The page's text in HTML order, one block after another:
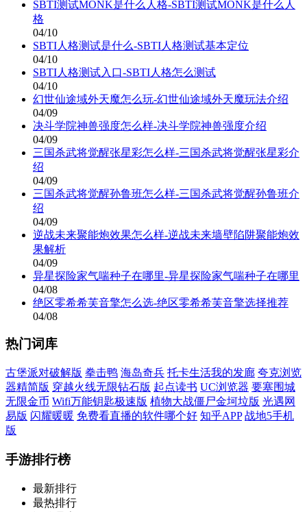
SBTI测试MONK是什么人格-SBTI测试MONK是什么人
格
04/10
SBTI人格测试是什么-SBTI人格测试基本定位
04/10
SBTI人格测试入口-SBTI人格怎么测试
04/10
幻世仙途域外天魔怎么玩-幻世仙途域外天魔玩法介绍
04/09
决斗学院神兽强度怎么样-决斗学院神兽强度介绍
04/09
三国杀武将觉醒张星彩怎么样-三国杀武将觉醒张星彩介
绍
04/09
三国杀武将觉醒孙鲁班怎么样-三国杀武将觉醒孙鲁班介
绍
04/09
逆战未来聚能炮效果怎么样-逆战未来墙壁陷阱聚能炮效
果解析
04/09
异星探险家气喘种子在哪里-异星探险家气喘种子在哪里
04/08
绝区零希希芙音擎怎么选-绝区零希希芙音擎选择推荐
04/08
热门词库
古堡派对破解版 拳击鸭 海岛奇兵 托卡生活我的发廊 夸克浏览
器精简版 穿越火线无限钻石版 起点读书 UC浏览器 要塞围城
无限金币 Wifi万能钥匙极速版 植物大战僵尸金坷垃版 光遇网
易版 闪耀暖暖 免费看直播的软件哪个好 知乎APP 战地5手机
版
手游排行榜
最新排行
最热排行